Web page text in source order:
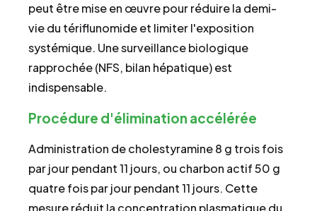
peut être mise en œuvre pour réduire la demi-
vie du tériflunomide et limiter l'exposition
systémique. Une surveillance biologique
rapprochée (NFS, bilan hépatique) est
indispensable.
Procédure d'élimination accélérée
Administration de cholestyramine 8 g trois fois
par jour pendant 11 jours, ou charbon actif 50 g
quatre fois par jour pendant 11 jours. Cette
mesure réduit la concentration plasmatique du